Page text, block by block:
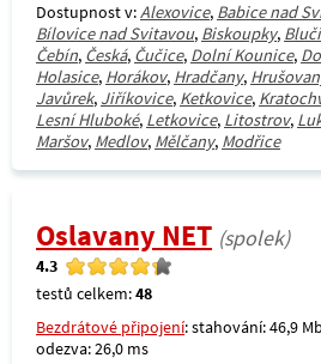
Dostupnost v:Alexovice, Babice nad
Bílovice nad Svitavou, Biskoupky,
Čebín, Česká, Čučice, Dolní Kounice,
Holasice, Horákov, Hradčany,
Javůrek, Jiříkovice, Ketkovice,
Lesní Hluboké, Letkovice, Litostrov,
Maršov, Medlov, Mělčany, Modřice
Oslavany NET (spolek)
4.3
testů celkem:48
Bezdrátové připojení: stahování: 46,9
odezva: 26,0 ms